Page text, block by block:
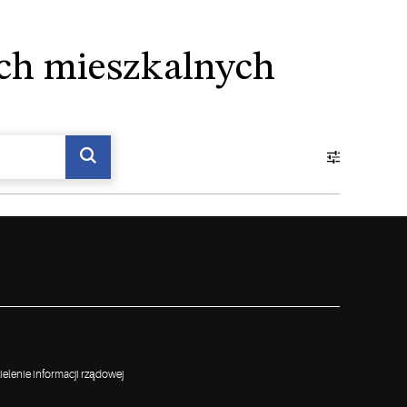
mieszkalnych
informacji rządowej